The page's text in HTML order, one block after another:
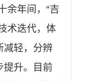
余年间，“吉
术迭代，体
减轻，分辨
提升。目前